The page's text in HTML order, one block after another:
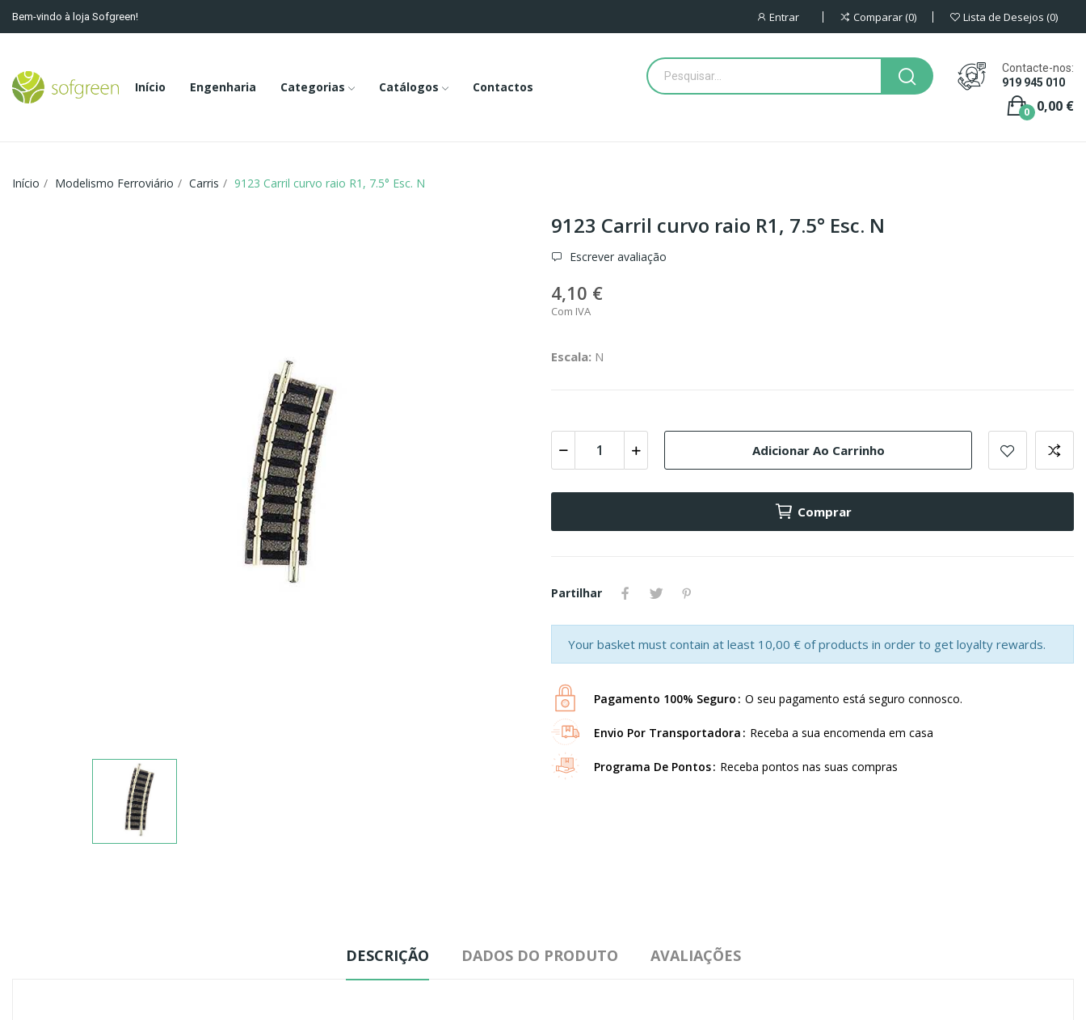
Bem-vindo à loja Sofgreen! Entrar Comparar 0 Lista de Desejos 0
Início Engenharia Categorias Catálogos Contactos
Contacte-nos:
919 945 010
0,00 €
0
Início Modelismo Ferroviário Carris 9123 Carril curvo raio R1, 7.5° Esc. N
9123 Carril curvo raio R1, 7.5° Esc. N
Escrever avaliação
4,10 €
Com IVA
Escala: N
Adicionar Ao Carrinho
Comprar
Partilhar
Your basket must contain at least 10,00 € of products in order to get loyalty rewards.
Pagamento 100% Seguro O seu pagamento está seguro connosco.
Envio Por Transportadora Receba a sua encomenda em casa
Programa De Pontos Receba pontos nas suas compras
DESCRIÇÃO DADOS DO PRODUTO AVALIAÇÕES